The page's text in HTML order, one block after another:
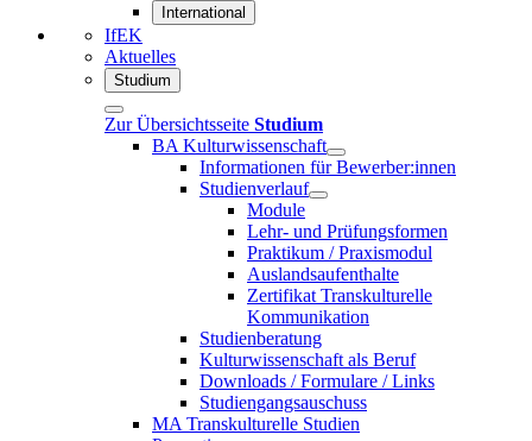
International
IfEK
Aktuelles
Studium
Zur Übersichtsseite Studium
BA Kulturwissenschaft
Informationen für Bewerber:innen
Studienverlauf
Module
Lehr- und Prüfungsformen
Praktikum / Praxismodul
Auslandsaufenthalte
Zertifikat Transkulturelle
Kommunikation
Studienberatung
Kulturwissenschaft als Beruf
Downloads / Formulare / Links
Studiengangsauschuss
MA Transkulturelle Studien